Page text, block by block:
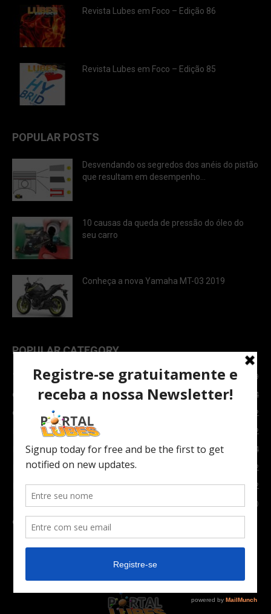
Revista Lubes em Foco – Edição 86
Revista Lubes em Foco – Edição 85
POPULAR POSTS
Desvendando os segredos dos anéis do pistão
que resultam em desempenho...
10 causas da queda de pressão do óleo do
seu carro
Conheça a nova Yamaha MT-03 2019
POPULAR CATEGORY
TOPNEWS
7089
Carro e Moto
3764
Carro
2082
Notícias
1852
Indústria
1024
Moto
972
Economia
672
Newsletter
630
Carros Verdes e Novas tecnologias automotivas